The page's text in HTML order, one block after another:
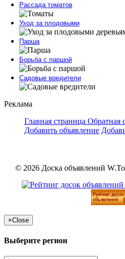
Рассада томатов
Уход за плодовыми
Парша
Борьба с паршой
Садовые вредители
Реклама
Главная страница Обратная
Добавить объявление
© 2026 Доска объявлений
×Close
Выберите регион